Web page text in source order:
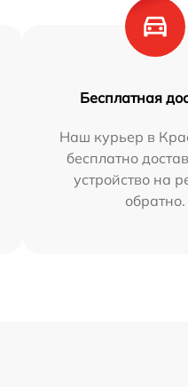
Бесплатная
Наш курьер в
бесплатно
устройство на
обратно.